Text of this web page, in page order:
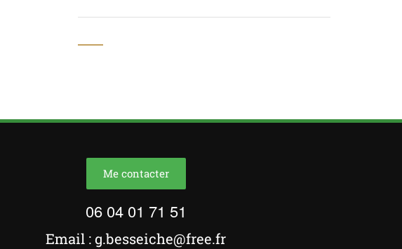
Me contacter
06 04 01 71 51
Email : g.besseiche@free.fr